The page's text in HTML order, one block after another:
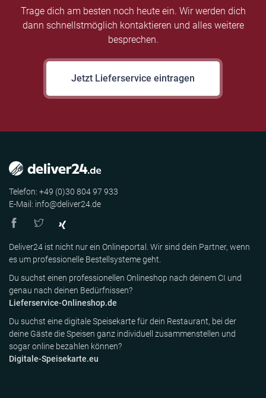
Trage dich am besten noch heute ein. Wir werden dich
dann schnellstmöglich kontaktieren und alles weitere
besprechen.
Jetzt Lieferservice eintragen
Telefon: +49 (0)30 804 97 933
E-Mail: info@deliver24.de
Deliver24 ist nicht nur ein Onlineportal. Wir sind dein Partner, wenn
es um professionelle Bestellsysteme geht.
Du suchst einen professionellen Onlineshop nach deinem CI und
genau nach deinen Bedürfnissen?
Lieferservice-Onlineshop.de
Du suchst eine digitale Speisekarte für dein Restaurant, bei der
deine Gäste die Speisen ganz individuell zusammenstellen und
sogar online bezahlen können?
Digitale-Speisekarte.eu